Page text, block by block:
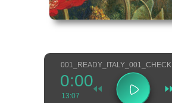
001_READY_ITALY_001_CHECK
0:00
13:07